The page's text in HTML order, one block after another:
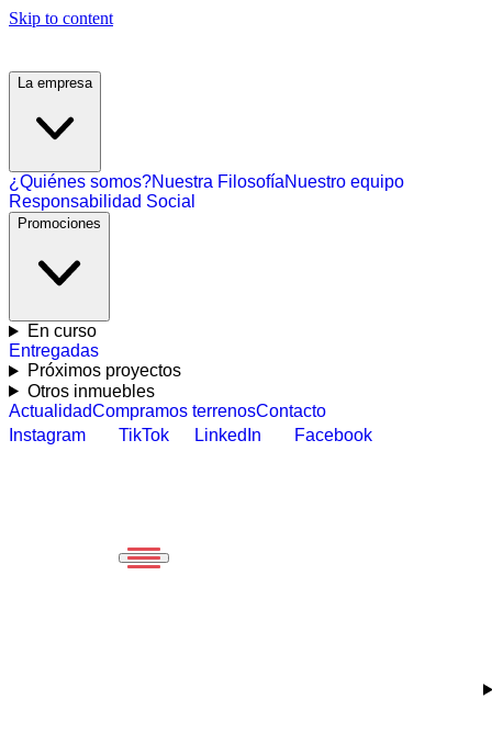
Skip to content
La empresa
¿Quiénes somos?Nuestra FilosofíaNuestro equipo
Responsabilidad Social
Promociones
En curso
Entregadas
Próximos proyectos
Otros inmuebles
ActualidadCompramos terrenosContacto
Instagram
TikTok LinkedIn Facebook